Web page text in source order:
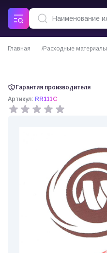
Главная Расходные материалы
Гарантия производителя
Артикул: RR111C